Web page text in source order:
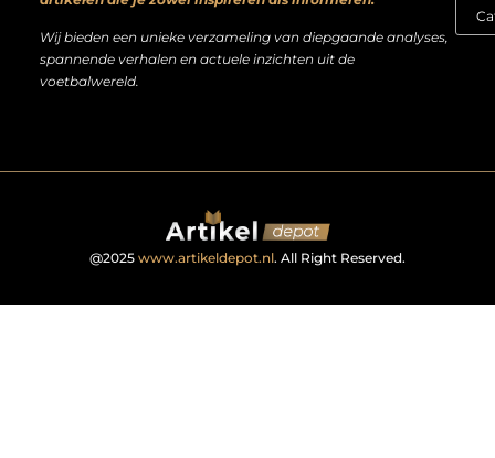
Wij bieden een unieke verzameling van diepgaande analyses,
spannende verhalen en actuele inzichten uit de
voetbalwereld.
@2025 www.artikeldepot.nl. All Right Reserved.